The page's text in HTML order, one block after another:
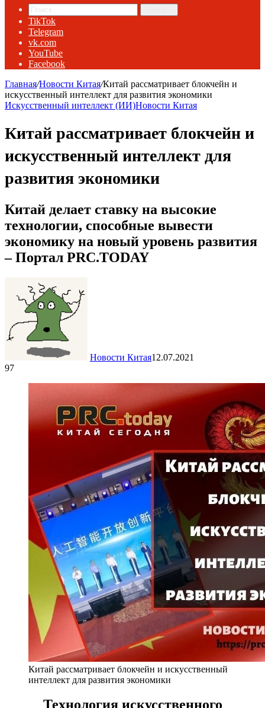
TikTok
Telegram
vk.com
YouTube
Facebook
Главная/Новости Китая/Китай рассматривает блокчейн и
искусственный интеллект для развития экономики
Искусственный интеллект (ИИ)Новости Китая
Китай рассматривает блокчейн и
искусственный интеллект для
развития экономики
Китай делает ставку на высокие
технологии, способные вывести
экономику на новый уровень развития
– Портал PRC.TODAY
Новости Китая12.07.2021
97
Китай рассматривает блокчейн и искусственный
интеллект для развития экономики
Технология искусственного